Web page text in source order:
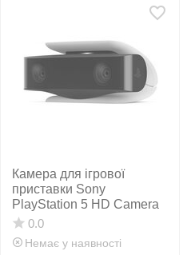
Камера для ігрової
приставки Sony
PlayStation 5 HD Camera
0.0
Немає у наявності